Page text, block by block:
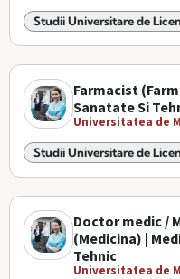
Studii Universitare de
Farmacist
Sanatate Si
Universitatea de
Studii Universitare de
Doctor medic /
(Medicina) |
Tehnic
Universitatea de